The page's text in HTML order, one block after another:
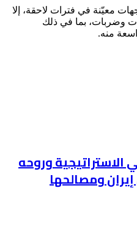
معيّنة في فترات لاحقة، إلا
وضربات، بما في ذلك
منه.
وروحه
ومصالحها